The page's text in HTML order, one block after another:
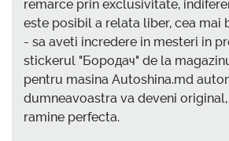
remarce prin exclusivitate,
este posibil a relata liber, cea mai
- sa aveti incredere in mesteri in
stickerul "Бородач" de la
pentru masina Autoshina.md
dumneavoastra va deveni
ramine perfecta.